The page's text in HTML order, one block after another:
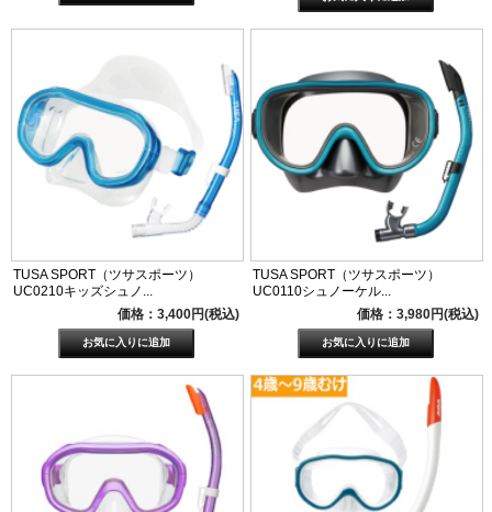
TUSA SPORT（ツサスポーツ）
UC0210キッズシュノ...
価格：3,400円(税込)
TUSA SPORT（ツサスポーツ）
UC0110シュノーケル...
価格：3,980円(税込)